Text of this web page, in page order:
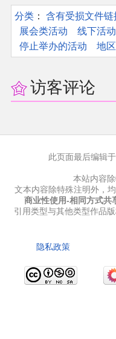
分类 ：​ 含有受损文件链
展会类活动
线下活动
停止举办的活动
地
访客评论
同人志分类
同人专辑分类
同人软件列表
其他形式同人
THB相关项目
THB策划
THB衍生
此页面最后编辑
本站内容
文本内容除特殊注明外，
商业性使用-相同方式共
引用类型与其他类型作品
隐私政策